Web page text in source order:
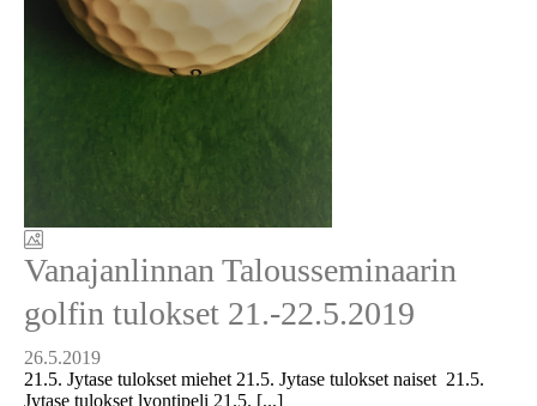
Vanajanlinnan Talousseminaarin
golfin tulokset 21.-22.5.2019
26.5.2019
21.5. Jytase tulokset miehet 21.5. Jytase tulokset naiset 21.5.
Jytase tulokset lyontipeli 21.5. [...]